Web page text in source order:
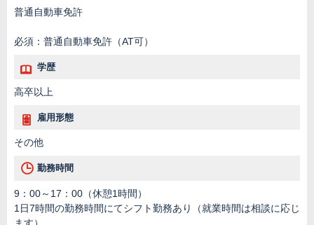
普通自動車免許
必須：普通自動車免許（AT可）
学歴
高卒以上
雇用形態
その他
勤務時間
9：00～17：00（休憩1時間）
1日7時間の勤務時間にてシフト勤務あり（就業時間は相談に応じ
ます）